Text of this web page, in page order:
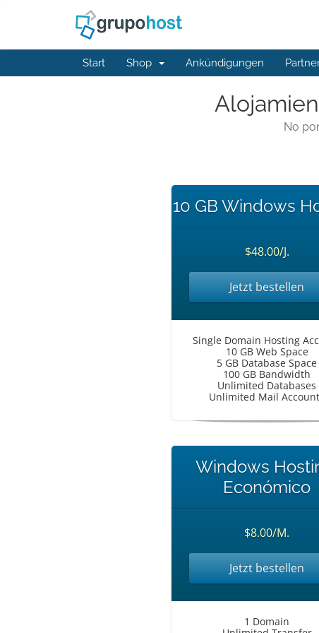
Start Shop Ankündigungen
No
10 GB Windows
$48.00/J.
Jetzt bestellen
Single Domain Hosting
10 GB Web Space
5 GB Database Space
100 GB Bandwidth
Unlimited Databases
Unlimited Mail
Windows
Económico
$8.00/M.
Jetzt bestellen
1 Domain